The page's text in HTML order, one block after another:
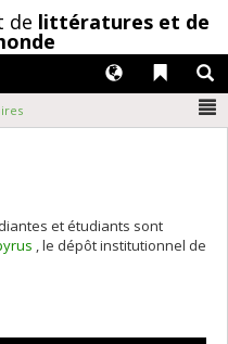
de littératures et de
Liens
Langues
et étudiants sont
, le dépôt institutionnel de